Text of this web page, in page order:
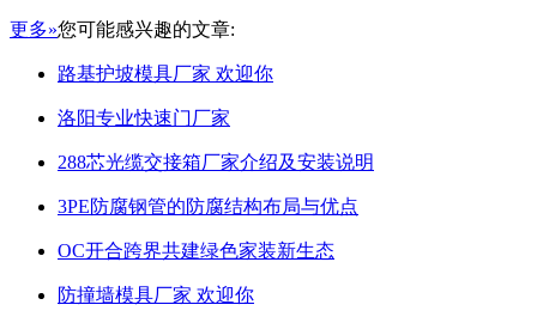
更多»您可能感兴趣的文章:
路基护坡模具厂家 欢迎你
洛阳专业快速门厂家
288芯光缆交接箱厂家介绍及安装说明
3PE防腐钢管的防腐结构布局与优点
OC开合跨界共建绿色家装新生态
防撞墙模具厂家 欢迎你